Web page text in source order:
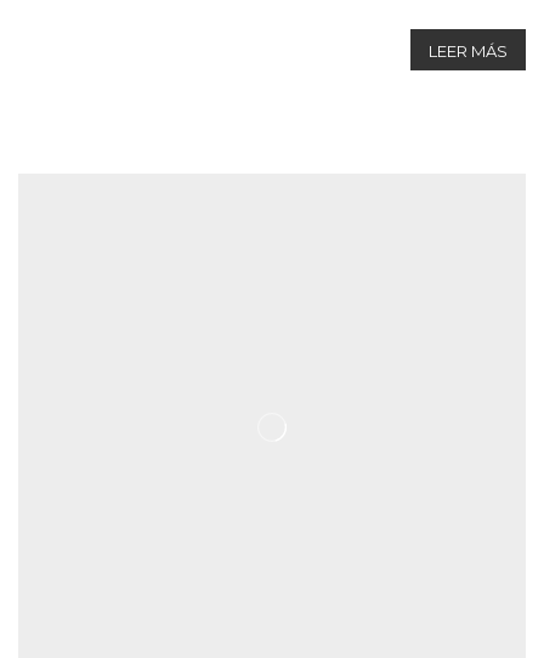
LEER MÁS